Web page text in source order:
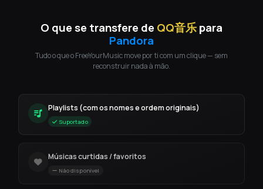
O que se transfere de QQ音乐para
Pandora
Tudo o que o FreeYourMusic move por ti com um clique — sem
reconstruir nada à mão.
Playlists (com os nomes e ordem originais)
Suportado
Músicas curtidas / favoritos
Não disponível